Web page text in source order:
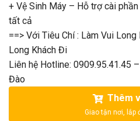
+ Vệ Sinh Máy – Hỗ trợ cài
tất cả
==> Với Tiêu Chí : Làm Vui
Long Khách Đi
Liên hệ Hotline: 0909.95.41.45
Đào
Thêm